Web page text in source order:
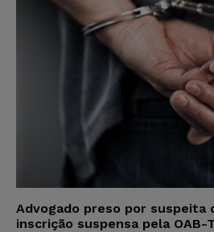
Advogado preso por suspeita
inscrição suspensa pela OAB-